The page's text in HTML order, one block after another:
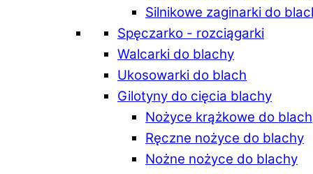
Silnikowe zaginarki do
Spęczarko - rozciągarki
Walcarki do blachy
Ukosowarki do blach
Gilotyny do cięcia blachy
Nożyce krążkowe do
Ręczne nożyce do blachy
Nożne nożyce do blachy